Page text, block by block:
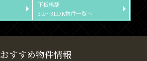
下板橋駅
3K～3LDK物件一覧へ
おすすめ物件情報